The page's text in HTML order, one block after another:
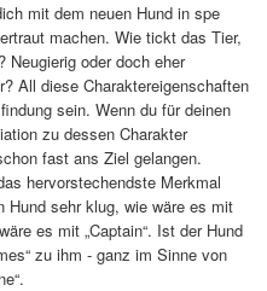
mit dem neuen Hund in spe
machen. Wie tickt das Tier,
Neugierig oder doch eher
All diese Charaktereigenschaften
sein. Wenn du für deinen
zu dessen Charakter
fast ans Ziel gelangen.
hervorstechendste Merkmal
Hund sehr klug, wie wäre es mit
es mit „Captain“. Ist der Hund
zu ihm - ganz im Sinne von